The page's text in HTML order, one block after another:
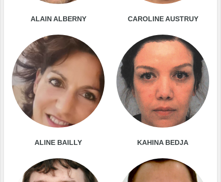
ALAIN ALBERNY CAROLINE AUSTRUY
ALINE BAILLY KAHINA BEDJA